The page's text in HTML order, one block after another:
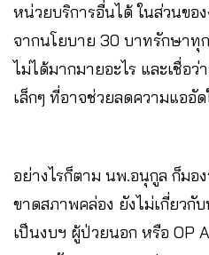
หน่วยบริการอื่นได้ ในส่วนขอ
จากนโยบาย 30 บาทรักษาทุ
ไม่ได้มากมายอะไร และเชื่อ
เล็กๆ ที่อาจช่วยลดความแออั
อย่างไรก็ตาม นพ.อนุกูล ก็มอ
ขาดสภาพคล่อง ยังไม่เกี่ยวกั
เป็นงบฯ ผู้ป่วยนอก หรือ OP